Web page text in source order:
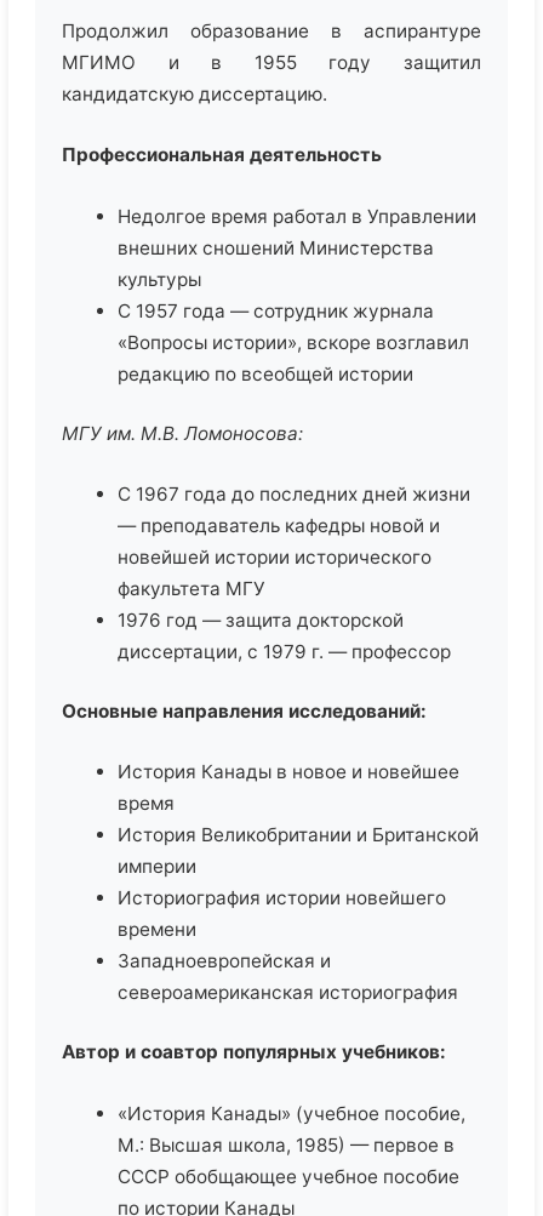
Продолжил образование в аспирантуре
МГИМО и в 1955 году защитил
кандидатскую диссертацию.
Профессиональная деятельность
Недолгое время работал в Управлении
внешних сношений Министерства
культуры
С 1957 года — сотрудник журнала
«Вопросы истории», вскоре возглавил
редакцию по всеобщей истории
МГУ им. М.В. Ломоносова:
С 1967 года до последних дней жизни
— преподаватель кафедры новой и
новейшей истории исторического
факультета МГУ
1976 год — защита докторской
диссертации, с 1979 г. — профессор
Основные направления исследований:
История Канады в новое и новейшее
время
История Великобритании и Британской
империи
Историография истории новейшего
времени
Западноевропейская и
североамериканская историография
Автор и соавтор популярных учебников:
«История Канады» (учебное пособие,
М.: Высшая школа, 1985) — первое в
СССР обобщающее учебное пособие
по истории Канады